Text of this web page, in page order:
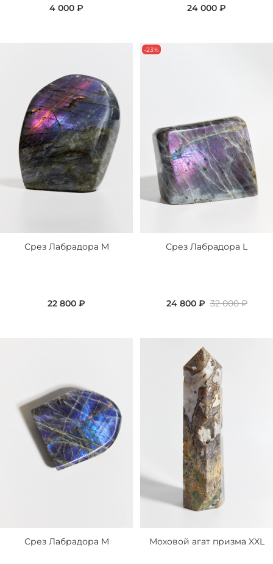
4 000 ₽ 24 000 ₽
Срез Лабрадора M
22 800 ₽
-23%
Срез Лабрадора L
24 800 ₽ 32 000 ₽
Срез Лабрадора M Моховой агат призма XXL